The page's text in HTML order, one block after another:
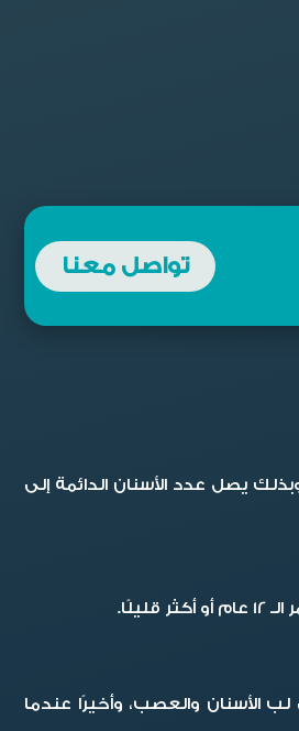
تواصل معنا
حيث أن هذه الضروس تضاف إلى الـ 20 سنًا الذين تم استبدالهم، وبذلك يصل عدد الأسنان الدائمة إلى
الأسنان والعصب، وأخيرًا عندما